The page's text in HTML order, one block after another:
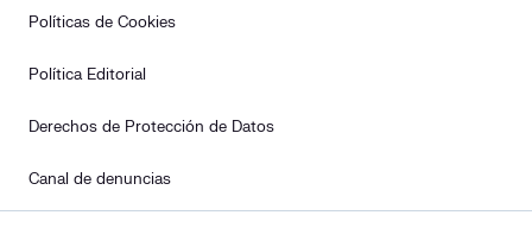
Políticas de Cookies
Política Editorial
Derechos de Protección de Datos
Canal de denuncias